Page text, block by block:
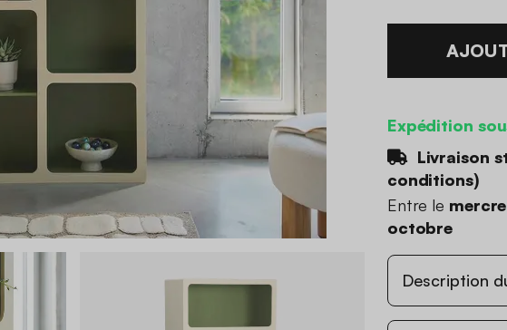
Expédition
Livraison
conditions)
Entre le
octobre
Description